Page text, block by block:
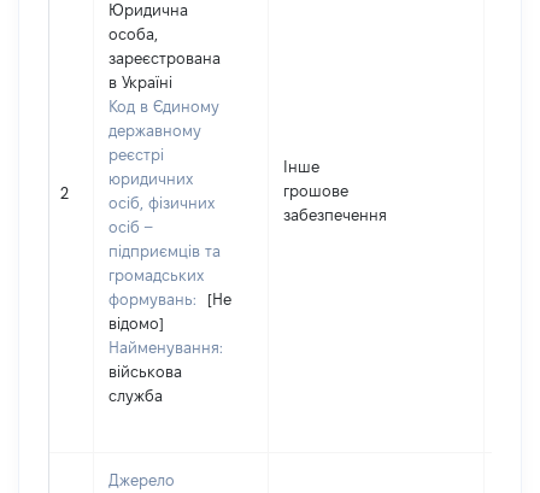
2
Юридична
особа,
зареєстрована
в Україні
Код в Єдиному
державному
реєстрі
юридичних
осіб, фізичних
осіб –
підприємців та
громадських
формувань:
[Не
відомо]
Найменування:
військова
служба
Інше
грошове
забезпечення
Джерело